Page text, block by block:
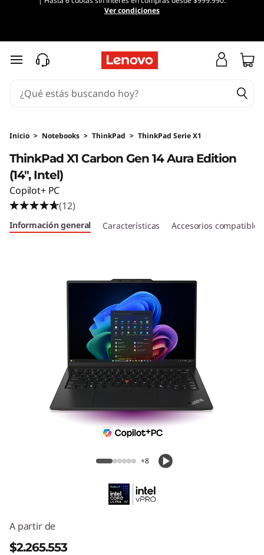
Ver condiciones
Ir al contenido principal
Inicio > Notebooks > ThinkPad > ThinkPad Serie X1
ThinkPad X1 Carbon Gen 14 Aura
Edition (14″, Intel)
ThinkPad X1 Carbon Gen 14 Aura Edition
(14″, Intel)
Copilot+ PC
(12)
Información general Características Accesorios compatibles
+8
A partir de
$2.265.553